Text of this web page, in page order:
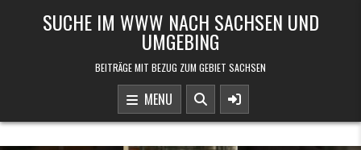
SUCHE IM WWW NACH SACHSEN UND
UMGEBING
BEITRÄGE MIT BEZUG ZUM GEBIET SACHSEN
MENU